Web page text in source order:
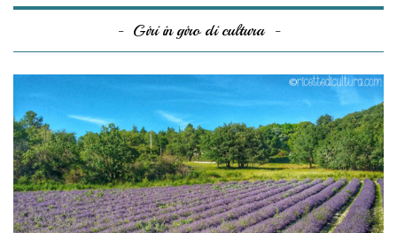
Giri in giro di cultura